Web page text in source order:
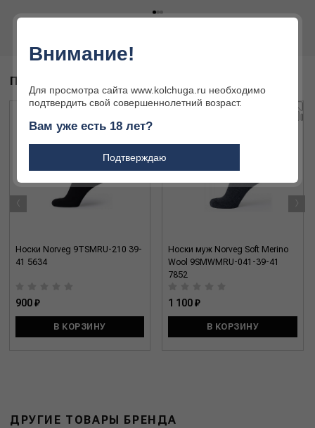
ПОХОЖИЕ ТОВАРЫ
Носки Norveg 9TSMRU-210 39-
41 5634
900 ₽
В КОРЗИНУ
Носки муж Norveg Soft Merino
Wool 9SMWMRU-041-39-41
7852
1 100 ₽
В КОРЗИНУ
‹ ›
ДРУГИЕ ТОВАРЫ БРЕНДА
Внимание!
Для просмотра сайта www.kolchuga.ru необходимо
подтвердить свой совершеннолетний возраст.
Вам уже есть 18 лет?
Подтверждаю